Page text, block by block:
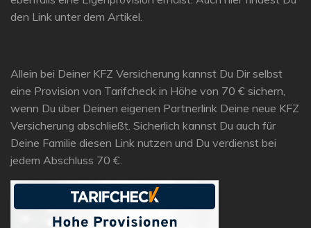
den Link unter dem Artikel.
Allein bei Deiner KFZ Versicherung kannst Du Dir selbst
eine Provision von Tarifcheck in Höhe von 70 € sichern,
wenn Du über Deinen eigenen Partnerlink Deine neue KFZ
Versicherung abschließt. Sicherlich kannst Du auch für
Deine Familie diesen Link nutzen und Du verdienst bei
jedem Abschluss 70 €.